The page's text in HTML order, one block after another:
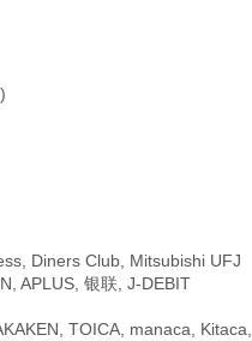
Diners Club, Mitsubishi UFJ
APLUS, 银联, J-DEBIT
TOICA, manaca, Kitaca,